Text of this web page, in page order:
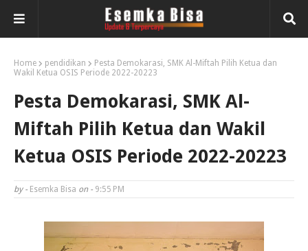
Home pendidikan
Pesta Demokarasi, SMK Al-Miftah Pilih Ketua dan
Wakil Ketua OSIS Periode 2022-20223
Pesta Demokarasi, SMK Al-
Miftah Pilih Ketua dan Wakil
Ketua OSIS Periode 2022-20223
by - Esemka Bisa on - 9:55 PM